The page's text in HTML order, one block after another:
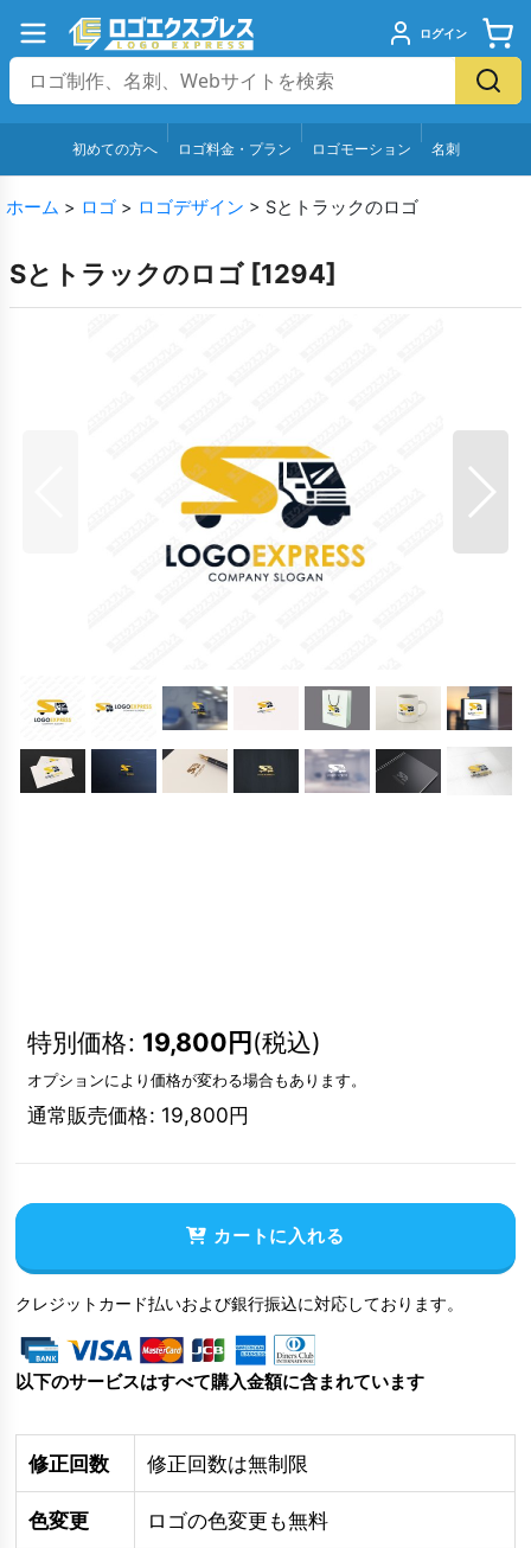
ログイン
初めての方へ ロゴ料金・プラン ロゴモーション 名刺
ホーム > ロゴ > ロゴデザイン > Sとトラックのロゴ
Sとトラックのロゴ [1294]
特別価格: 19,800円(税込)
オプションにより価格が変わる場合もあります。
通常販売価格: 19,800円
カートに入れる
クレジットカード払いおよび銀行振込に対応しております。
以下のサービスはすべて購入金額に含まれています
修正回数 修正回数は無制限
色変更 ロゴの色変更も無料